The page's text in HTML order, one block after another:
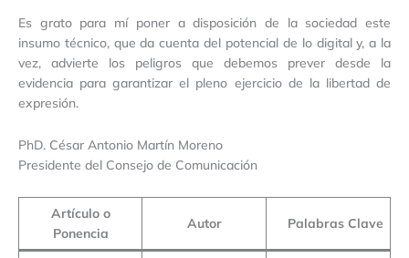
Es grato para mí poner a disposición de la sociedad este
insumo técnico, que da cuenta del potencial de lo digital y, a la
vez, advierte los peligros que debemos prever desde la
evidencia para garantizar el pleno ejercicio de la libertad de
expresión.
PhD. César Antonio Martín Moreno
Presidente del Consejo de Comunicación
Artículo o
Ponencia
Autor Palabras Clave